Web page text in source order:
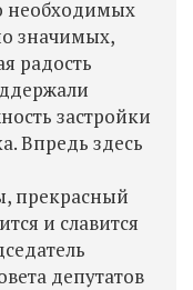
необходимых
значимых,
радость
застройки
Впредь здесь
прекрасный
и славится
депутатов